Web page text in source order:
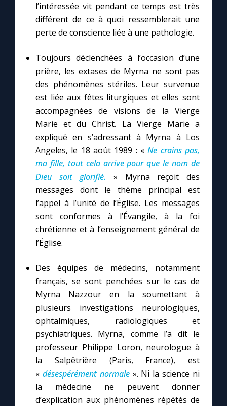
Chapelet pour le monde
Contact
Faire un don
Marie de Nazareth
l’intéressée vit pendant ce temps est très
différent de ce à quoi ressemblerait une
perte de conscience liée à une pathologie.
Toujours déclenchées à l’occasion d’une
prière, les extases de Myrna ne sont pas
des phénomènes stériles. Leur survenue
est liée aux fêtes liturgiques et elles sont
accompagnées de visions de la Vierge
Marie et du Christ. La Vierge Marie a
expliqué en s’adressant à Myrna à Los
Angeles, le 18 août 1989 : « Ne crains pas,
ma fille, tout cela arrive pour que le nom de
Dieu soit glorifié.
» Myrna reçoit des
messages dont le thème principal est
l’appel à l’unité de l’Église. Les messages
sont conformes à l’Évangile, à la foi
chrétienne et à l’enseignement général de
l’Église.
Des équipes de médecins, notamment
français, se sont penchées sur le cas de
Myrna Nazzour en la soumettant à
plusieurs investigations neurologiques,
ophtalmiques, radiologiques et
psychiatriques. Myrna, comme l’a dit le
professeur Philippe Loron, neurologue à
la Salpêtrière (Paris, France), est
« désespérément normale». Ni la science ni
la médecine ne peuvent donner
d’explication aux phénomènes répétés de